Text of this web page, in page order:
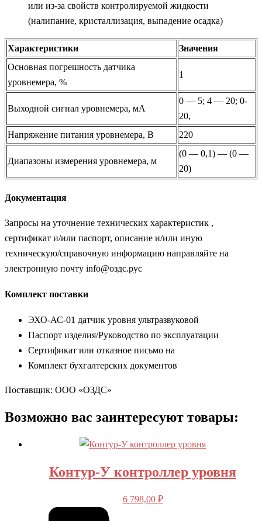
или из-за свойств контролируемой жидкости
(налипание, кристаллизация, выпадение осадка)
Характеристики
Значения
Основная погрешность датчика
уровнемера, %
1
Выходной сигнал уровнемера, мА
0 — 5; 4 — 20; 0-
20,
Напряжение питания уровнемера, В
220
Диапазоны измерения уровнемера, м
(0 — 0,1) — (0 —
20)
Документация
Запросы на уточнение технических характеристик ,
сертификат и/или паспорт, описание и/или иную
техническую/справочную информацию направляйте на
электронную почту info@оздс.рус
Комплект поставки
ЭХО-АС-01 датчик уровня ультразвуковой
Паспорт изделия/Руководство по эксплуатации
Сертификат или отказное письмо на
Комплект бухгалтерских документов
Поставщик: ООО «ОЗДС»
Возможно вас заинтересуют товары:
Контур-У контроллер уровня
6 798,00 ₽